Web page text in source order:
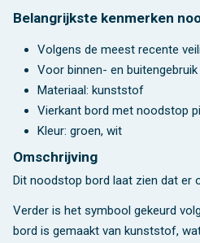
Belangrijkste kenmerken
Volgens de meest recente
Voor binnen- en buitengebruik
Materiaal: kunststof
Vierkant bord met noodstop
Kleur: groen, wit
Omschrijving
Dit noodstop bord laat zien dat er
Verder is het symbool gekeurd
bord is gemaakt van kunststof,